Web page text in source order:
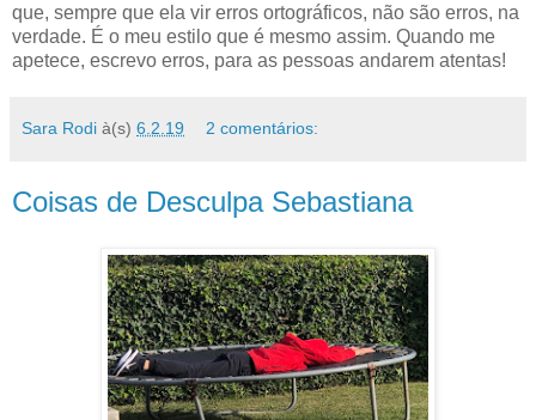
que, sempre que ela vir erros ortográficos, não são erros, na
verdade. É o meu estilo que é mesmo assim. Quando me
apetece, escrevo erros, para as pessoas andarem atentas!
Sara Rodi à(s) 6.2.19 2 comentários:
Coisas de Desculpa Sebastiana